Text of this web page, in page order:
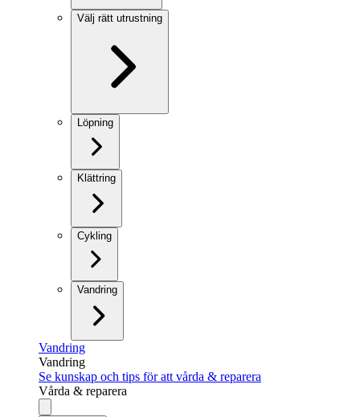
Välj rätt utrustning
Löpning
Klättring
Cykling
Vandring
Vandring
Vandring
Se kunskap och tips för att vårda & reparera
Vårda & reparera